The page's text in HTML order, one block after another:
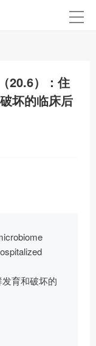
20.6）：住
坏的临床后
育和破坏的